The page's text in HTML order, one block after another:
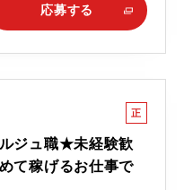
応募する
正
員
ジュ職★未経験歓
て稼げるお仕事で